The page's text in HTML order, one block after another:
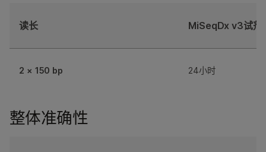
读长 MiSeqDx v3试剂
2 × 150 bp 24小时
整体准确性